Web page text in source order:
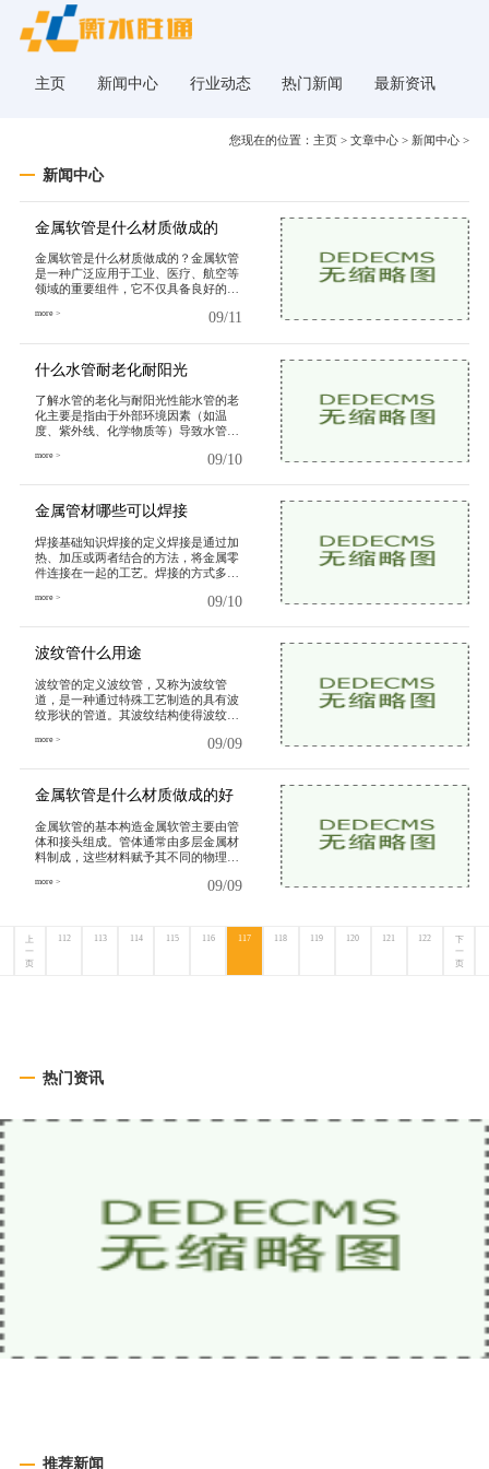
主页 新闻中心 行业动态 热门新闻 最新资讯
您现在的位置：主页 >文章中心 > 新闻中心 >
新闻中心
金属软管是什么材质做成的
金属软管是什么材质做成的？金属软管
是一种广泛应用于工业、医疗、航空等
领域的重要组件，它不仅具备良好的耐
力和变形。在了解金属软管的材质之
属软
more > 09/11
什么水管耐老化耐阳光
了解水管的老化与耐阳光性能水管的老
化主要是指由于外部环境因素（如温
度、紫外线、化学物质等）导致水管材
对紫外线的抵抗能力。了解这些因素，
是塑
more > 09/10
金属管材哪些可以焊接
焊接基础知识焊接的定义焊接是通过加
热、加压或两者结合的方法，将金属零
件连接在一起的工艺。焊接的方式多种
每种焊接方法都有其适用的金属材料和
为
more > 09/10
波纹管什么用途
波纹管的定义波纹管，又称为波纹管
道，是一种通过特殊工艺制造的具有波
纹形状的管道。其波纹结构使得波纹管
效应对温度变化、压力变化以及机械振
料、
more > 09/09
金属软管是什么材质做成的好
金属软管的基本构造金属软管主要由管
体和接头组成。管体通常由多层金属材
料制成，这些材料赋予其不同的物理特
流体的有效传输。金属软管的主要功能
more > 09/09
上
一
页
112 113 114 115 116 117 118 119 120 121 122
下
一
页
热门资讯
推荐新闻